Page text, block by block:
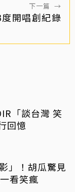
下一篇 →
開唱創紀錄
「談台灣 笑
回憶
」！胡瓜驚見
看笑瘋